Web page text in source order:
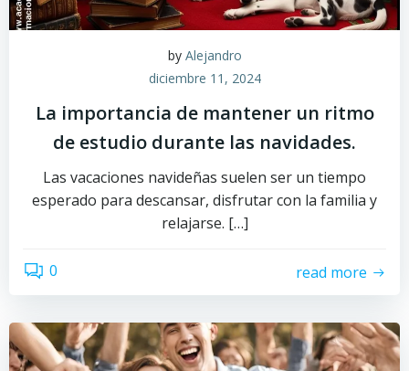
by Alejandro
diciembre 11, 2024
La importancia de mantener un ritmo
de estudio durante las navidades.
Las vacaciones navideñas suelen ser un tiempo
esperado para descansar, disfrutar con la familia y
relajarse. […]
0 read more